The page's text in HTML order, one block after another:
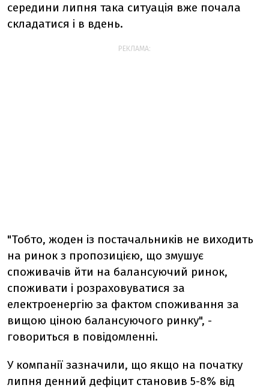
середини липня така ситуація вже почала
складатися і в вдень.
РЕКЛАМА:
"Тобто, жоден із постачальників не виходить
на ринок з пропозицією, що змушує
споживачів йти на балансуючий ринок,
споживати і розраховуватися за
електроенергію за фактом споживання за
вищою ціною балансуючого ринку", -
говориться в повідомленні.
У компанії зазначили, що якщо на початку
липня денний дефіцит становив 5-8% від